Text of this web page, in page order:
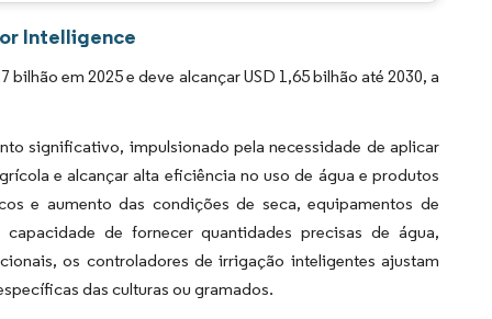
Intelligence
em 2025 e deve alcançar USD 1,65 bilhão até 2030, a
significativo, impulsionado pela necessidade de aplicar
e alcançar alta eficiência no uso de água e produtos
e aumento das condições de seca, equipamentos de
de fornecer quantidades precisas de água,
os controladores de irrigação inteligentes ajustam
das culturas ou gramados.